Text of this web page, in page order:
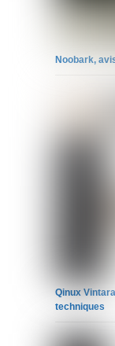
Noobark,
Qinux
techniques